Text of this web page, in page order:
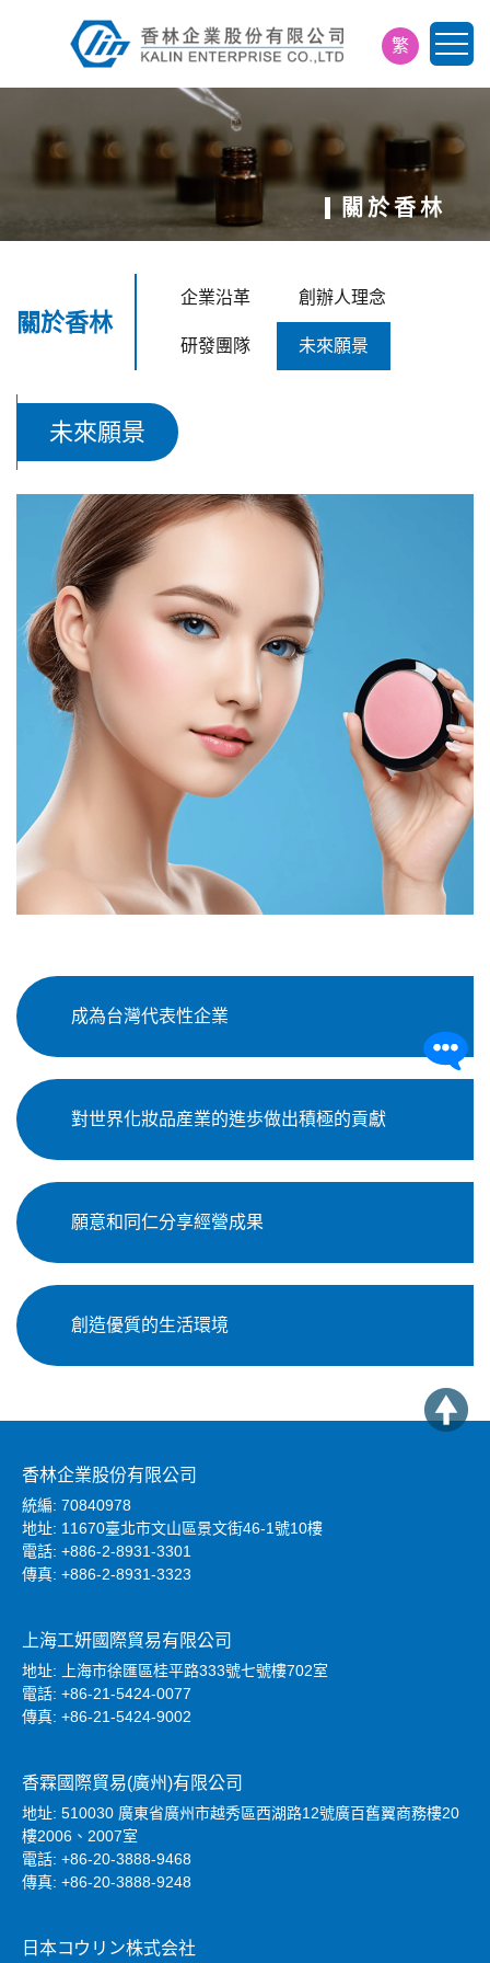
繁
简
EN
日
關於香林
關於香林
企業沿革 創辦人理念
研發團隊 未來願景
未來願景
成為台灣代表性企業
對世界化妝品産業的進歩做出積極的貢獻
願意和同仁分享經營成果
創造優質的生活環境
香林企業股份有限公司
統編: 70840978
地址: 11670臺北市文山區景文街46-1號10樓
電話: +886-2-8931-3301
傳真: +886-2-8931-3323
上海工妍國際貿易有限公司
地址: 上海市徐匯區桂平路333號七號樓702室
電話: +86-21-5424-0077
傳真: +86-21-5424-9002
香霖國際貿易(廣州)有限公司
地址: 510030 廣東省廣州市越秀區西湖路12號廣百舊翼商務樓20
樓2006、2007室
電話: +86-20-3888-9468
傳真: +86-20-3888-9248
日本コウリン株式会社